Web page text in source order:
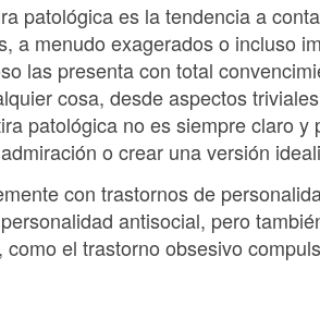
patológica es la tendencia a
a menudo exagerados o incluso
las presenta con total
cosa, desde aspectos
patológica no es siempre claro y
o crear una versión
con trastornos de
antisocial, pero
el trastorno obsesivo